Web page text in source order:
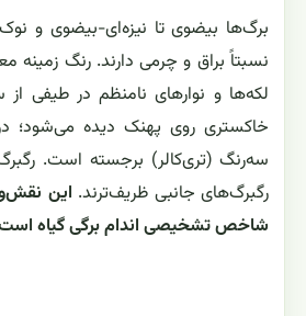
برگ‌ها بیضوی تا نیزه‌ای-بیضوی و
نسبتاً براق و چرمی دارند. رنگ زمینه
لکه‌ها و نوارهای نامنظم در طیفی
خاکستری روی پهنک دیده می‌شود؛
سه‌رنگ (تری‌کالر) برجسته است.
رگبرگ‌های جانبی ظریف‌ترند. این
شاخص تشخیصی اندام برگی گیاه